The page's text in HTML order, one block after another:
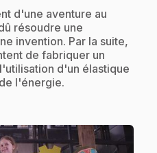
d'une aventure au
résoudre une
invention. Par la suite,
de fabriquer un
d'un élastique
l'énergie.